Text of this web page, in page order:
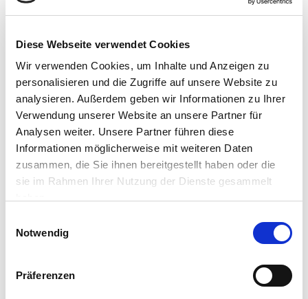
Diese Webseite verwendet Cookies
Wir verwenden Cookies, um Inhalte und Anzeigen zu
personalisieren und die Zugriffe auf unsere Website zu
analysieren. Außerdem geben wir Informationen zu Ihrer
Verwendung unserer Website an unsere Partner für
Analysen weiter. Unsere Partner führen diese
Informationen möglicherweise mit weiteren Daten
zusammen, die Sie ihnen bereitgestellt haben oder die
sie im Rahmen Ihrer Nutzung der Dienste gesammelt
Notwendig
Präferenzen
streben. Aber genauso ist gerade er es, der
kann das nicht!“ „Ich bekomme es sowieso
nicht richtig hin“, sind Aussagen, die häufig
nicht am Ende sondern noch vor dem
eigentlichen Anfang, vor dem Versuch
formuliert werden. Und dann lähmt dieser
innere Anspruch uns, anstatt uns zu
befeuern und zu beflügeln. Beim Auftreten
dieser einengenden Haltung können
weiterhelfen:
Es gibt keine sichtbaren Ideen! Ideen sind
immer ideal, und damit nie erreichbar. Ist